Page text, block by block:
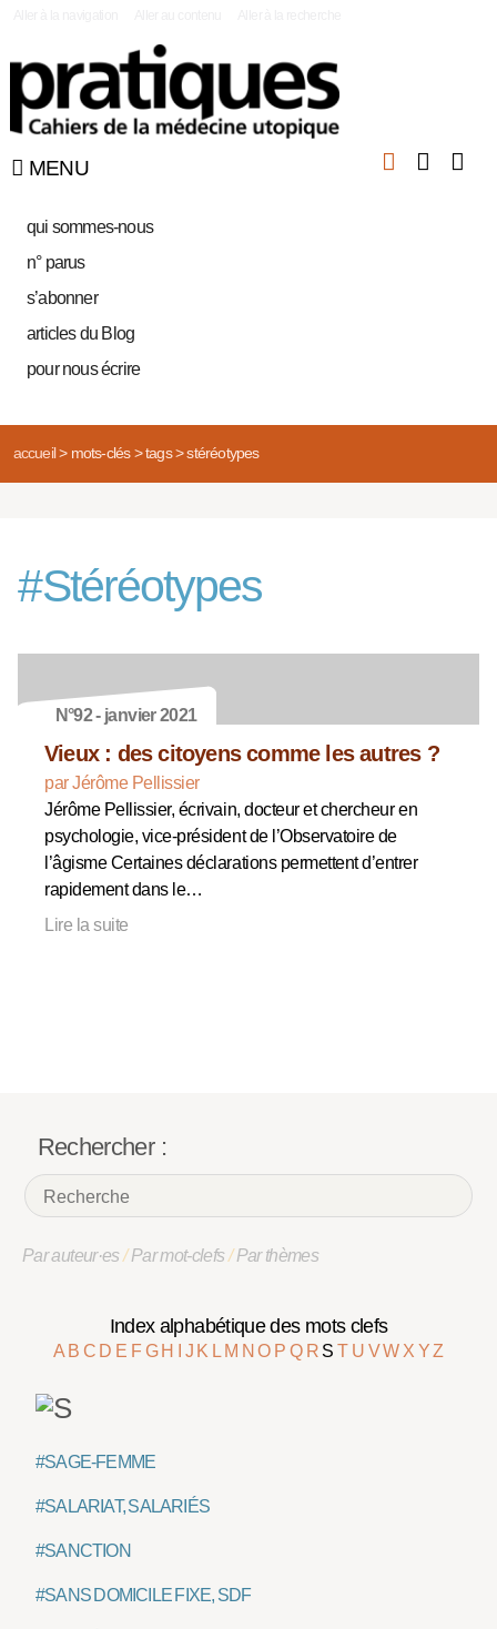
MENU
qui sommes-nous
n° parus
s’abonner
articles du Blog
pour nous écrire
accueil> mots-clés> tags> stéréotypes
#Stéréotypes
N°92 - janvier 2021
Vieux : des citoyens comme les autres ?
par Jérôme Pellissier
Jérôme Pellissier, écrivain, docteur et chercheur en
psychologie, vice-président de l’Observatoire de
l’âgisme Certaines déclarations permettent d’entrer
rapidement dans le…
Lire la suite
Rechercher :
Par auteur·es/Par mot-clefs/Par thèmes
Index alphabétique des mots clefs
A B C D E F G H J K L M NO P Q R ST U VW X YZ
#SAGE-FEMME
#SALARIAT, SALARIÉS
#SANCTION
#SANS DOMICILE FIXE, SDF